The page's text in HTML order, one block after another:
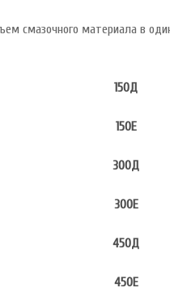
смазочного материала в
150Д
150Е
300Д
300Е
450Д
450Е